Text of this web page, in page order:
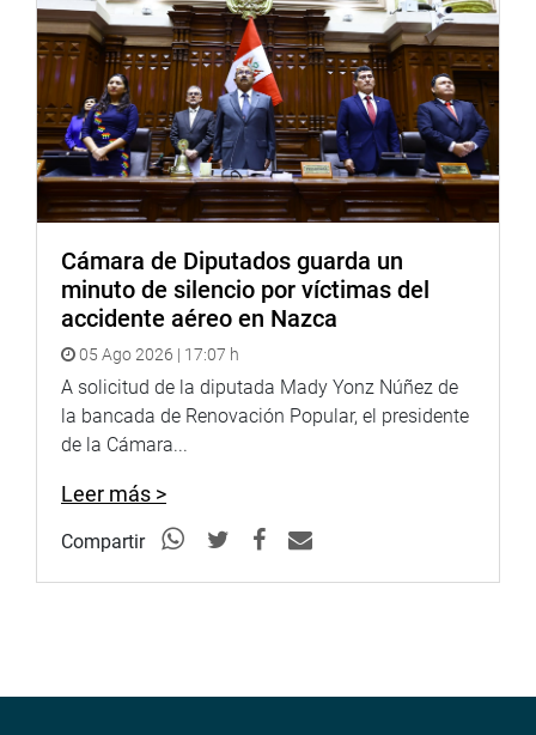
Cámara de Diputados guarda un
minuto de silencio por víctimas del
accidente aéreo en Nazca
05 Ago 2026 | 17:07 h
A solicitud de la diputada Mady Yonz Núñez de
la bancada de Renovación Popular, el presidente
de la Cámara...
Leer más >
Compartir